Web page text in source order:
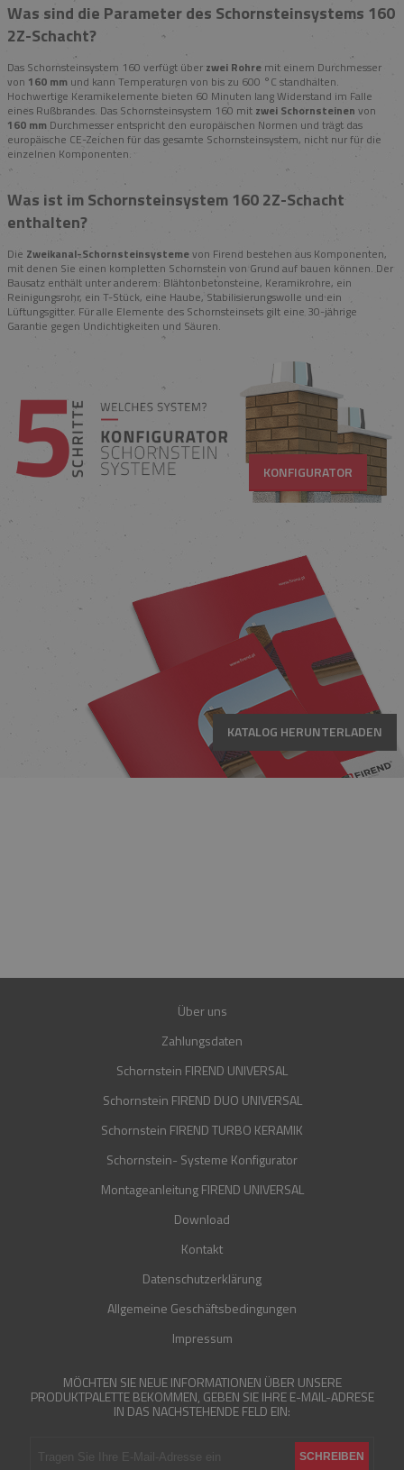
Was sind die Parameter des Schornsteinsystems 160
2Z-Schacht?
Das Schornsteinsystem 160 verfügt über zwei Rohre mit einem Durchmesser
von 160 mm und kann Temperaturen von bis zu 600 °C standhalten.
Hochwertige Keramikelemente bieten 60 Minuten lang Widerstand im Falle
eines Rußbrandes. Das Schornsteinsystem 160 mit zwei Schornsteinen von
160 mm Durchmesser entspricht den europäischen Normen und trägt das
europäische CE-Zeichen für das gesamte Schornsteinsystem, nicht nur für die
einzelnen Komponenten.
Was ist im Schornsteinsystem 160 2Z-Schacht
enthalten?
Die Zweikanal-Schornsteinsystemevon Firend bestehen aus Komponenten,
mit denen Sie einen kompletten Schornstein von Grund auf bauen können. Der
Bausatz enthält unter anderem: Blähtonbetonsteine, Keramikrohre, ein
Reinigungsrohr, ein T-Stück, eine Haube, Stabilisierungswolle und ein
Lüftungsgitter. Für alle Elemente des Schornsteinsets gilt eine 30-jährige
Garantie gegen Undichtigkeiten und Säuren.
KONFIGURATOR
KATALOG HERUNTERLADEN
Über uns
Zahlungsdaten
Schornstein FIREND UNIVERSAL
Schornstein FIREND DUO UNIVERSAL
Schornstein FIREND TURBO KERAMIK
Schornstein- Systeme Konfigurator
Montageanleitung FIREND UNIVERSAL
Download
Kontakt
Datenschutzerklärung
Allgemeine Geschäftsbedingungen
Impressum
MÖCHTEN SIE NEUE INFORMATIONEN ÜBER UNSERE
PRODUKTPALETTE BEKOMMEN, GEBEN SIE IHRE E-MAIL-ADRESE
IN DAS NACHSTEHENDE FELD EIN: